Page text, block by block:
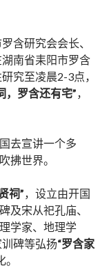
含研究会会长、
南省耒阳市罗含
究至凌晨2-3点，
，罗含还有宅”，
去宣讲一个多
拂世界。
祠”，设立由开国
及宋从祀孔庙、
学家、地理学
训碑等弘扬“罗含家